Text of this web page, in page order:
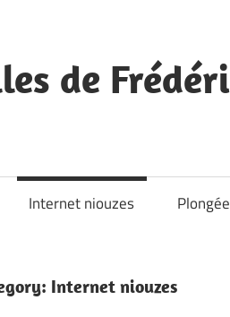
de
Internet niouzes Plongée
Internet niouzes